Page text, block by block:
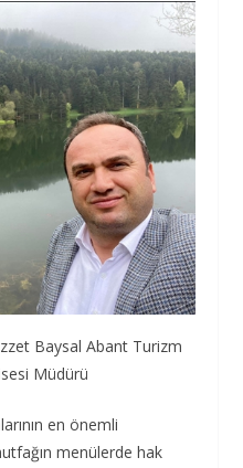
Baysal Abant Turizm
Müdürü
en önemli
menülerde hak